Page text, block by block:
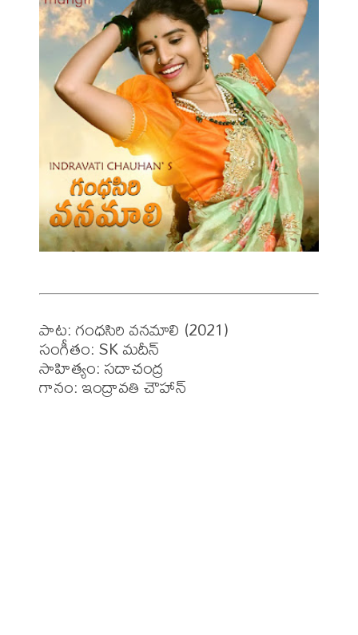
పాట: గంధసిరి వనమాలి (2021)
సంగీతం: SK మదీన్
సాహిత్యం: సదాచంద్ర